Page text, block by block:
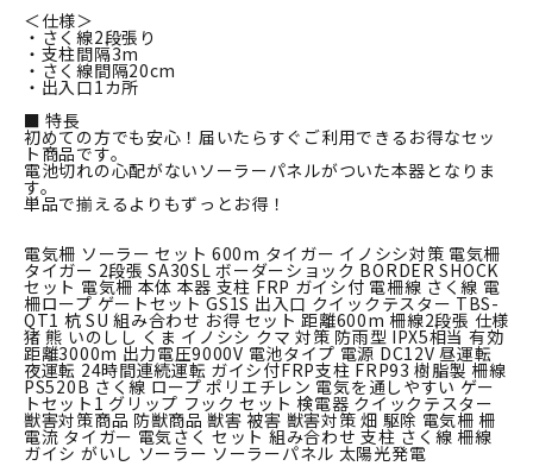
＜仕様＞
・さく線2段張り
・支柱間隔3m
・さく線間隔20cm
・出入口1カ所
■ 特長
初めての方でも安心！届いたらすぐご利用できるお得なセッ
ト商品です。
電池切れの心配がないソーラーパネルがついた本器となりま
す。
単品で揃えるよりもずっとお得！
電気柵 ソーラー セット 600m タイガー イノシシ対策 電気柵
タイガー 2段張 SA30SL ボーダーショック BORDER SHOCK
セット 電気柵 本体 本器 支柱 FRP ガイシ付 電柵線 さく線 電
柵ロープ ゲートセット GS1S 出入口 クイックテスター TBS-
QT1 杭 SU 組み合わせ お得 セット 距離600m 柵線2段張 仕様
猪 熊 いのしし くま イノシシ クマ 対策 防雨型 IPX5相当 有効
距離3000m 出力電圧9000V 電池タイプ 電源 DC12V 昼運転
夜運転 24時間連続運転 ガイシ付FRP支柱 FRP93 樹脂製 柵線
PS520B さく線 ロープ ポリエチレン 電気を通しやすい ゲー
トセット1 グリップ フック セット 検電器 クイックテスター
獣害対策商品 防獣商品 獣害 被害 獣害対策 畑 駆除 電気柵 柵
電流 タイガー 電気さく セット 組み合わせ 支柱 さく線 柵線
ガイシ がいし ソーラー ソーラーパネル 太陽光発電